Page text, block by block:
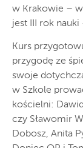
w Krakowie –
jest III rok nauki
Kurs
przygodę ze
swoje
w Szkole
kościelni:
czy Sławomir
Dobosz, Anita